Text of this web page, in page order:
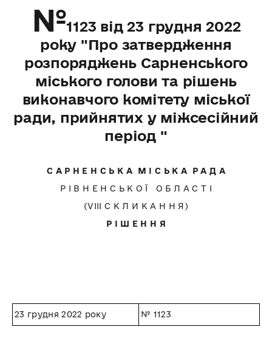
№1123 від 23 грудня 2022
року "Про затвердження
розпоряджень Сарненського
міського голови та рішень
виконавчого комітету міської
ради, прийнятих у міжсесійний
період "
С А Р Н Е Н С Ь К А М І С Ь К А Р А Д А
Р І В Н Е Н С Ь К О Ї О Б Л А С Т І
(VІII С К Л И К А Н Н Я)
Р І Ш Е Н Н Я
23 грудня 2022 року № 1123